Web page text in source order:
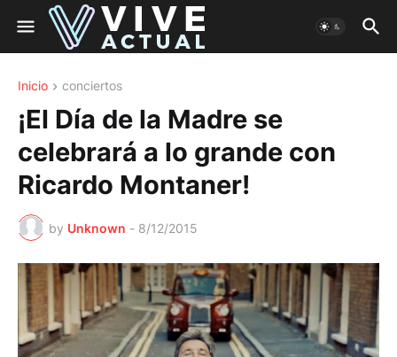
Inicio conciertos
¡El Día de la Madre se
celebrará a lo grande con
Ricardo Montaner!
by Unknown - 8/12/2015